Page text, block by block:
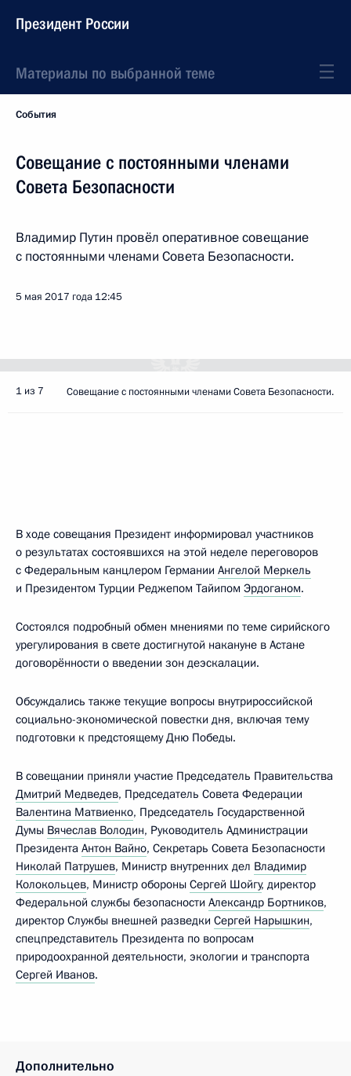
Президент России
Материалы по выбранной теме
События
Совещание с постоянными членами
Совета Безопасности
Владимир Путин провёл оперативное совещание
с постоянными членами Совета Безопасности.
5 мая 2017 года 12:45
1 из 7 Совещание с постоянными членами Совета Безопасности.
В ходе совещания Президент информировал участников
о результатах состоявшихся на этой неделе переговоров
с Федеральным канцлером Германии Ангелой Меркель
и Президентом Турции Реджепом Тайипом Эрдоганом.
Состоялся подробный обмен мнениями по теме сирийского
урегулирования в свете достигнутой накануне в Астане
договорённости о введении зон деэскалации.
Обсуждались также текущие вопросы внутрироссийской
социально-экономической повестки дня, включая тему
подготовки к предстоящему Дню Победы.
В совещании приняли участие Председатель Правительства
Дмитрий Медведев, Председатель Совета Федерации
Валентина Матвиенко, Председатель Государственной
Думы Вячеслав Володин, Руководитель Администрации
Президента Антон Вайно, Секретарь Совета Безопасности
Николай Патрушев, Министр внутренних дел Владимир
Колокольцев, Министр обороны Сергей Шойгу, директор
Федеральной службы безопасности Александр Бортников,
директор Службы внешней разведки Сергей Нарышкин,
спецпредставитель Президента по вопросам
природоохранной деятельности, экологии и транспорта
Сергей Иванов.
Дополнительно